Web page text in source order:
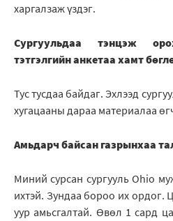
харгалзаж үздэг.
Сургуульдаа тэнцэж
тэтгэлгийн анкетаа хамт
Тус тусдаа байдаг. Эхлээд
хугацааны дараа материалаа
Амьдарч байсан газрынхаа
Миний сурсан сургууль Оhio
ихтэй. Зундаа бороо их ордог.
уур амьсгалтай. Өвөл 1 сард